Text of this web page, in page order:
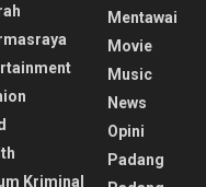
Kriminal
Mentawai
Movie
Music
News
Opini
Padang